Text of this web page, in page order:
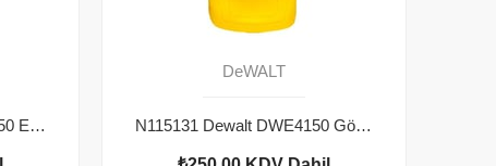
604484-00 Dewalt DWE4150 Endüvi Somunu
DeWALT
N115131 Dewalt DWE4150 Gövde